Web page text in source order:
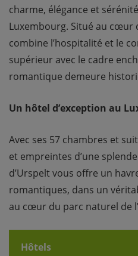
charme, élégance et
Luxembourg. Situé au cœur
combine l’hospitalité et le
supérieur avec le cadre
romantique demeure
Un hôtel d’exception au
Avec ses 57 chambres et
et empreintes d’une
d’Urspelt vous offre un
romantiques, dans un
au cœur du parc naturel de
Hôtels